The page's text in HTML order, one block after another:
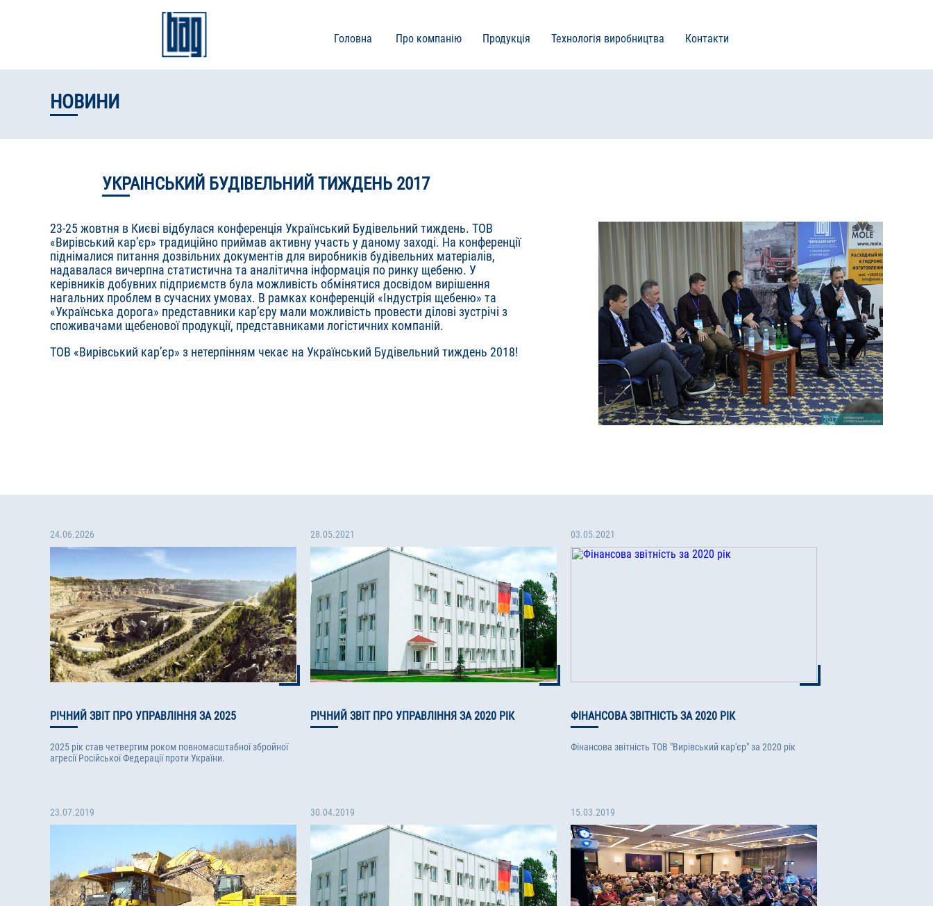
ГоловнеГоловна Про компанію Продукція Технологія виробництва Контакти
НОВИНИ
УКРАІНСЬКИЙ БУДІВЕЛЬНИЙ ТИЖДЕНЬ 2017
23-25 жовтня в Києві відбулася конференція Український Будівельний тиждень. ТОВ
«Вирівський кар’єр» традиційно приймав активну участь у даному заході. На конференції
піднімалися питання дозвільних документів для виробників будівельних матеріалів,
надавалася вичерпна статистична та аналітична інформація по ринку щебеню. У
керівників добувних підприємств була можливість обмінятися досвідом вирішення
нагальних проблем в сучасних умовах. В рамках конференцій «Індустрія щебеню» та
«Українська дорога» представники кар’єру мали можливість провести ділові зустрічі з
споживачами щебенової продукції, представниками логістичних компаній.
ТОВ «Вирівський кар’єр» з нетерпінням чекає на Український Будівельний тиждень 2018!
24.06.2026
РІЧНИЙ ЗВІТ ПРО УПРАВЛІННЯ ЗА 2025
2025 рік став четвертим роком повномасштабної збройної
агресії Російської Федерації проти України.
28.05.2021
РІЧНИЙ ЗВІТ ПРО УПРАВЛІННЯ ЗА 2020 РІК
03.05.2021
ФІНАНСОВА ЗВІТНІСТЬ ЗА 2020 РІК
Фінансова звітність ТОВ "Вирівський кар'єр" за 2020 рік
23.07.2019 30.04.2019 15.03.2019